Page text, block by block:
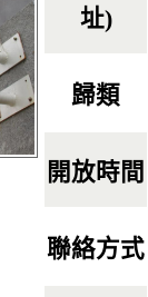
址)
歸類
開放時間
聯絡方式